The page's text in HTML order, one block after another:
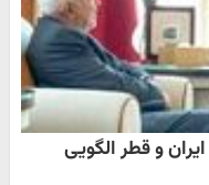
و قطر الگویی